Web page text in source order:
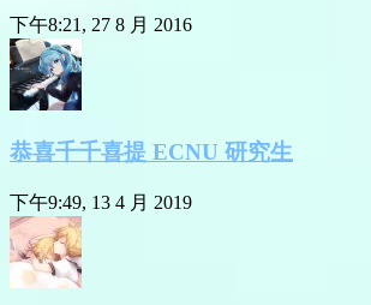
下午8:21, 27 8 月 2016
恭喜千千喜提 ECNU 研究生
下午9:49, 13 4 月 2019